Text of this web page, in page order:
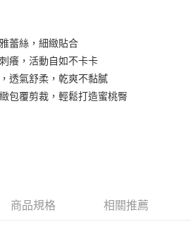
大哥付你分期」於每月結算日後寄送繳費提
選擇「超商條碼／台灣大直營門市／銀行轉
」等通路繳費。
買商品或服務，並由商店將買賣／分期付款
約使用本公司帳單繳交帳款。
認證，即可結帳。
，再付款。
程】
享後付」後，將跳轉至「AFTEE先享後付」
繳費通知簡訊。
，點擊此簡訊中的連結，可透過四大超商／
需立刻繳費，但若您需要取消訂單，請聯絡
Hami Point 折抵消費金額 (1點等於1元)。
以上)免運費
蕾絲，細緻貼合
癢，活動自如不卡卡
透氣舒柔，乾爽不黏膩
包覆剪裁，輕鬆打造蜜桃臀
商品規格 相關推薦